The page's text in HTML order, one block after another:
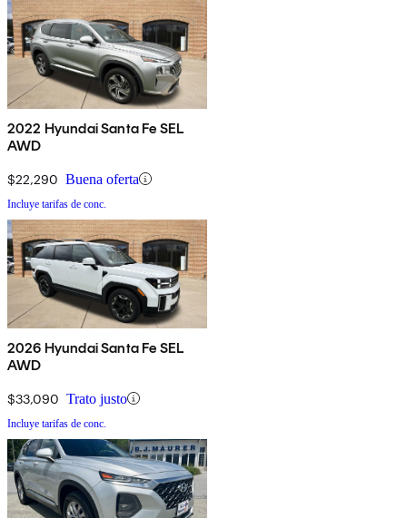
2022 Hyundai Santa Fe SEL
AWD
$22,290 Buena oferta
Incluye tarifas de conc.
2026 Hyundai Santa Fe SEL
AWD
$33,090 Trato justo
Incluye tarifas de conc.